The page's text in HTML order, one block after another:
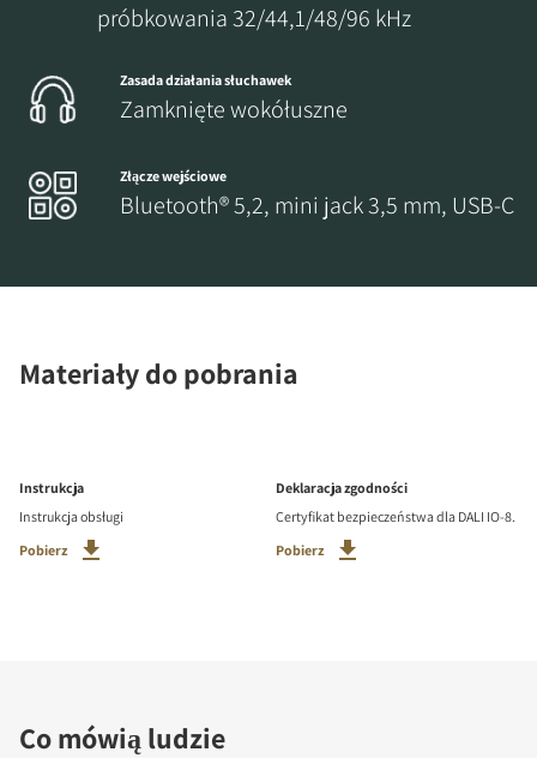
próbkowania 32/44,1/48/96 kHz
Zasada działania słuchawek
Zamknięte wokółuszne
Złącze wejściowe
Bluetooth® 5,2, mini jack 3,5 mm, USB-C
Materiały do pobrania
Instrukcja
Instrukcja obsługi
Pobierz
Deklaracja zgodności
Certyfikat bezpieczeństwa dla DALI IO-8.
Pobierz
Co mówią ludzie